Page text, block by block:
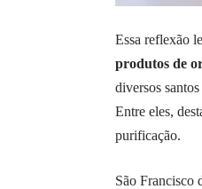
Essa reflexão
produtos de
diversos
Entre eles,
purificação.
São Francisco